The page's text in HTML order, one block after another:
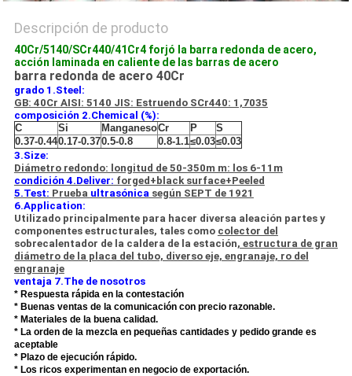
Descripción de producto
40Cr/5140/SCr440/41Cr4 forjó la barra redonda de acero,
acción laminada en caliente de las barras de acero
barra redonda de acero 40Cr
grado 1.Steel:
GB: 40Cr AISI: 5140 JIS: Estruendo SCr440: 1,7035
composición 2.Chemical (%):
C
Si ManganesoCr P
S
0.37-0.440.17-0.370.5-0.8 0.8-1.1≤0.03≤0.03
3.Size:
Diámetro redondo: longitud de 50-350m m: los 6-11m
condición 4.Deliver: forged+black surface+Peeled
5.Test: Prueba ultrasónicasegún SEPT de 1921
6.Application:
Utilizado principalmente para hacer diversa aleación partes y
componentes estructurales, tales como colector del
sobrecalentador de la caldera de la estación, estructura de gran
diámetro de la placa del tubo, diverso eje, engranaje, ro del
engranaje
ventaja 7.The de nosotros
* Respuesta rápida en la contestación
* Buenas ventas de la comunicación con precio razonable.
* Materiales de la buena calidad.
* La orden de la mezcla en pequeñas cantidades y pedido grande es
aceptable
* Plazo de ejecución rápido.
* Los ricos experimentan en negocio de exportación.